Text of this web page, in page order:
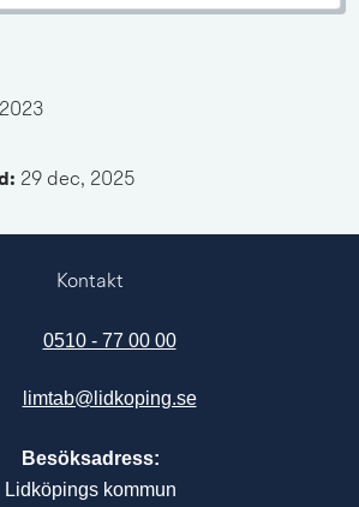
29 dec, 2025
Kontakt
0510 - 77 00 00
limtab@lidkoping.se
Besöksadress:
Lidköpings kommun